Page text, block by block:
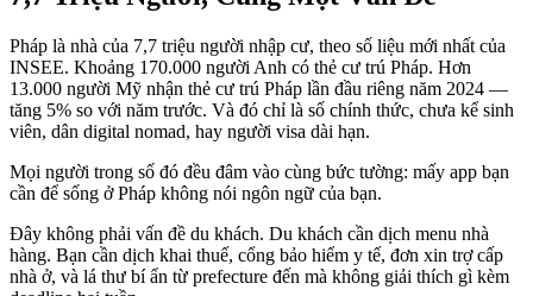
Pháp là nhà của 7,7 triệu người nhập cư, theo số liệu mới nhất của
INSEE. Khoảng 170.000 người Anh có thẻ cư trú Pháp. Hơn
13.000 người Mỹ nhận thẻ cư trú Pháp lần đầu riêng năm 2024 —
tăng 5% so với năm trước. Và đó chỉ là số chính thức, chưa kể sinh
viên, dân digital nomad, hay người visa dài hạn.
Mọi người trong số đó đều đâm vào cùng bức tường: mấy app bạn
cần để sống ở Pháp không nói ngôn ngữ của bạn.
Đây không phải vấn đề du khách. Du khách cần dịch menu nhà
hàng. Bạn cần dịch khai thuế, cổng bảo hiểm y tế, đơn xin trợ cấp
nhà ở, và lá thư bí ẩn từ prefecture đến mà không giải thích gì kèm